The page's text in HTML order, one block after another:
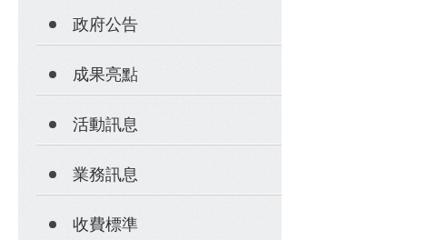
政府公告
成果亮點
活動訊息
業務訊息
收費標準